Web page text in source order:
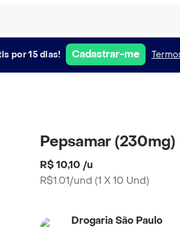
por 15 dias! Cadastrar-me
Pepsamar (230mg)
R$ 10,10 /u
R$1.01/und (1 X 10 Und)
Drogaria São Paulo